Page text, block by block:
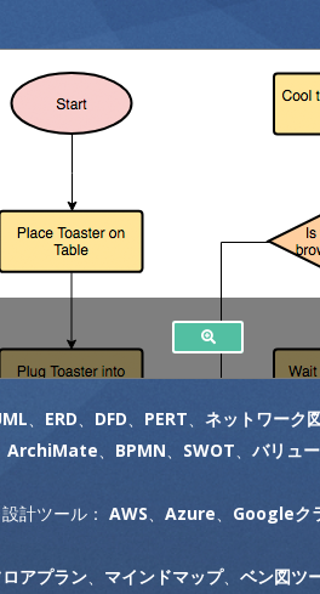
、 ERD、 DFD、 PERT、 ネットワーク
ArchiMate、 BPMN、 SWOT、 バリュ
計ツール： AWS、 Azure、 Googleク
アプラン、 マインドマップ、 ベン図ツ